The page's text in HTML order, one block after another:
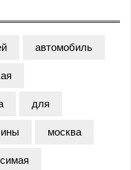
автомобиль
для
москва